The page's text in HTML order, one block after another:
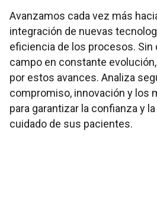
Avanzamos cada vez más
integración de nuevas
eficiencia de los procesos. Sin
campo en constante
por estos avances. Analiza
compromiso, innovación y los
para garantizar la confianza y
cuidado de sus pacientes.